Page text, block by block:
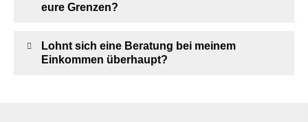
eure Grenzen?
Lohnt sich eine Beratung bei meinem
Einkommen überhaupt?